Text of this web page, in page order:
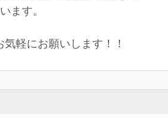
ます。
軽にお願いします！！